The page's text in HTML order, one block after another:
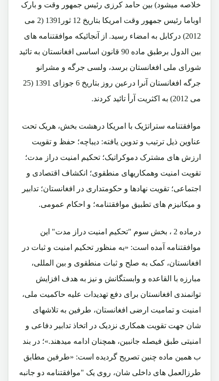
خلاصه میشود) بین حامد کرزی رئیس جمهور وقت و بارک
اوباما رئیس جمهور وقت امریکا بتاریخ 12 ثور1391 (2 می
2012) درکابل به امضاء رسید. از آنجائیکه موافقتنامه های
بین الدول برطبق ماده 90 قانون اساسی افغانستان به تائید
شورای ملی افغانستان برسد، ولسی جرگه و مشرانو
جرگه افغانستان آنرا درعین روز بتاریخ 6 جوزای 1391 (25
می 2012) به اکثریت آرأ تائید کردند.
موافقتنامه ستراتژیک با امریکا درهشت بخش، هریک تحت
عناوین ذیل ترتیب و تدوین یافته: دیباچه؛ حفظ و تقویت
ارزش های مشترک دموکراتیک؛ تحکیم امنیت دراز مدت؛
تقویت امنیت وهمکاریهای منطقوی؛ انکشاف اقتصادی و
اجتماعی؛ تقویت نهادها و حکومتداری در افغانستان؛ تدابیر
و میکانیزم های تطبیق موافقتنامه؛ و احکام عمومی.
درماده 2 ، بخش سوم "تحکیم امنیت دراز مدت" این
موافقتنامه آمده است: «به منظور تحکیم امنیت و ثبات در
افغانستان، کمک به صلح و ثبات منطقوی و بین المللی،
مبارزه با القاعده و وابستگانش و نیز به هدف افزایش
توانمندی افغانستان برای دفع تهدیدات علیه حاکمیت ملی،
امنیت و تمامیت ارضی افغانستان، طرفین به تلاشهای
شان جهت تقویت همکاری نزدیک در اتخاذ تدابیر دفاعی و
امنیتی طبق فیصله جانبین، همچنان ادامه میدهند.»؛ در بند
ب همین ماده چنین تصریح گردیده است: «طرفین مطابق
طرزالعمل های داخلی شان، روی یک "موافقتنامه دو جانبه